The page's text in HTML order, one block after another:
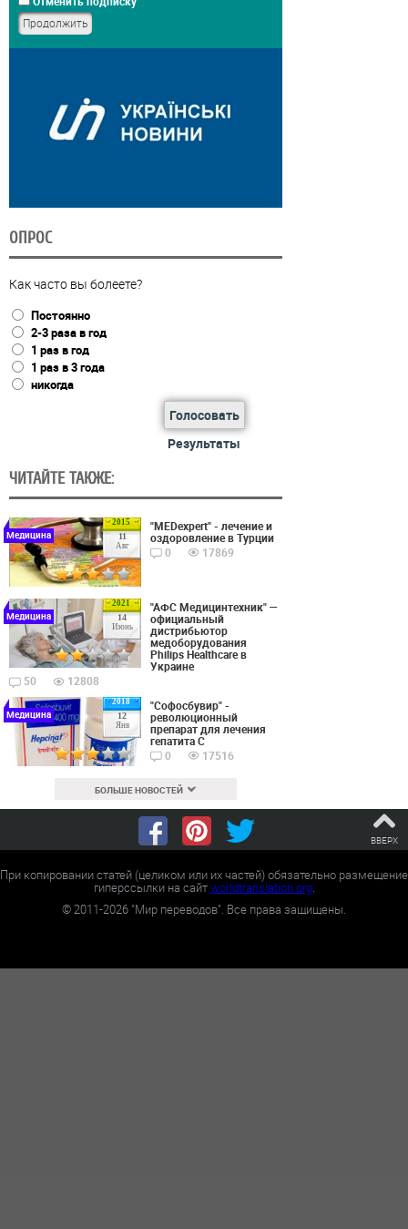
ОПРОС
Как часто вы болеете?
Постоянно
2-3 раза в год
1 раз в год
1 раз в 3 года
никогда
Голосовать
Результаты
ЧИТАЙТЕ ТАКЖЕ:
2015
11
Авг
Медицина
"MEDexpert" - лечение и
оздоровление в Турции
0
17869
2021
14
Июнь
Медицина
"АФС Медицинтехник" —
официальный
дистрибьютор
медоборудования
Philips Healthcare в
Украине
50
12808
2018
12
Янв
Медицина
"Софосбувир" -
революционный
препарат для лечения
гепатита С
0
17516
БОЛЬШЕ НОВОСТЕЙ
ВВЕРХ
При копировании статей (целиком или их частей) обязательно размещение
гиперссылки на сайтworldtranslation.org.
©2011-2026 "Мир переводов". Все права защищены.